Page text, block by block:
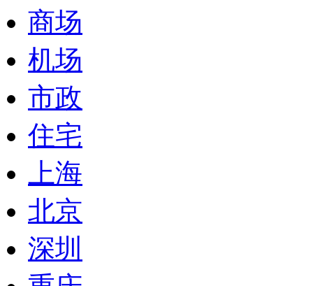
商场
机场
市政
住宅
上海
北京
深圳